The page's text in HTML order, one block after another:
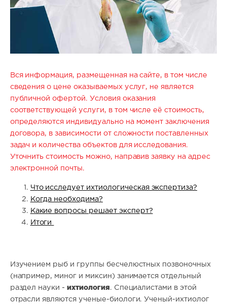
Вся информация, размещенная на сайте, в том числе
сведения о цене оказываемых услуг, не является
публичной офертой. Условия оказания
соответствующей услуги, в том числе её стоимость,
определяются индивидуально на момент заключения
договора, в зависимости от сложности поставленных
задач и количества объектов для исследования.
Уточнить стоимость можно, направив заявку на адрес
электронной почты.
Что исследует ихтиологическая экспертиза?
Когда необходима?
Какие вопросы решает эксперт?
Итоги
Изучением рыб и группы бесчелюстных позвоночных
(например, миног и миксин) занимается отдельный
раздел науки -ихтиология. Специалистами в этой
отрасли являются ученые-биологи. Ученый-ихтиолог